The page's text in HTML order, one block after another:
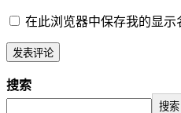
在此浏览器中保存我的显示
搜索
搜索